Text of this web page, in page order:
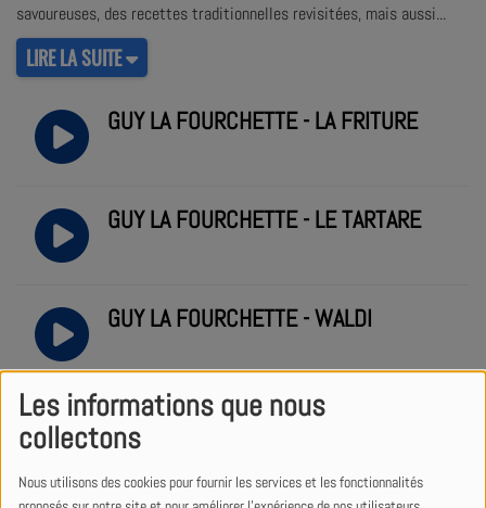
Les informations que nous
collectons
Nous utilisons des cookies pour fournir les services et les fonctionnalités
savoureuses, des recettes traditionnelles revisitées, mais aussi
LIRE LA SUITE
GUY LA FOURCHETTE - LA FRITURE
GUY LA FOURCHETTE - LE TARTARE
GUY LA FOURCHETTE - WALDI
GUY LA FOURCHETTE - LA CUISINE DU
MOIS DE JUIN